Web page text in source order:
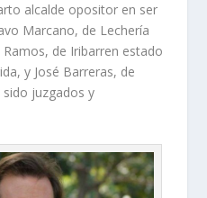
alcalde opositor en ser
Marcano, de Lechería
de Iribarren estado
y José Barreras, de
juzgados y